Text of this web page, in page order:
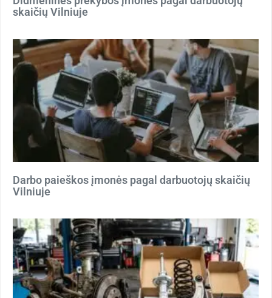
skaičių Vilniuje
Darbo paieškos įmonės pagal darbuotojų skaičių
Vilniuje